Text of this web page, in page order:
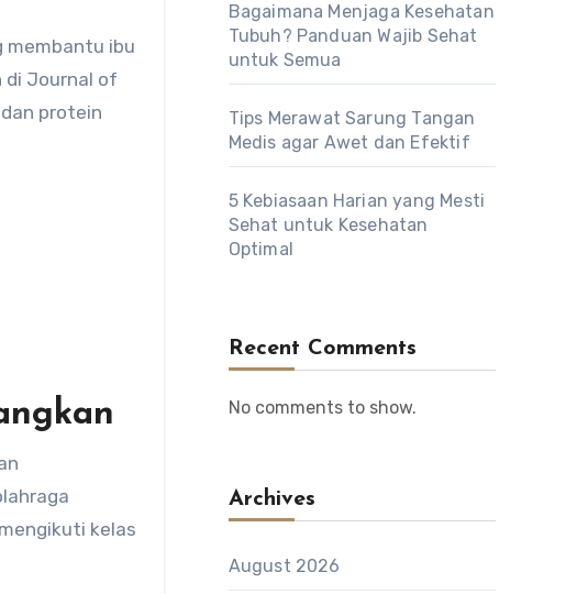
membantu ibu
di Journal of
protein
kelas
Bagaimana Menjaga Kesehatan
Tubuh? Panduan Wajib Sehat
untuk Semua
Tips Merawat Sarung Tangan
Medis agar Awet dan Efektif
5 Kebiasaan Harian yang Mesti
Sehat untuk Kesehatan
Optimal
Recent Comments
No comments to show.
Archives
August 2026